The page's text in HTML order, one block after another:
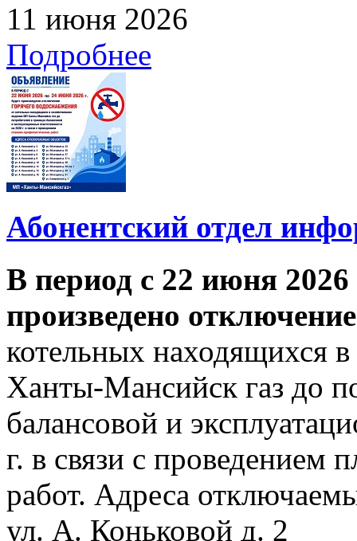
11 июня 2026
Подробнее
Абонентский отдел
В период с 22 июня 2026
произведено
котельных находящихся
Ханты-Мансийск газ до
балансовой и
г. в связи с проведением
работ. Адреса
ул. А. Коньковой д. 2